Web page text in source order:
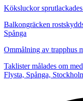
Köksluckor
Balkongräcken
Spånga
Ommålning av trapphus
Taklister målades om
Flysta, Spånga,